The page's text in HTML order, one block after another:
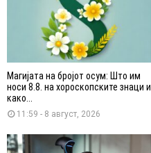
Магијата на бројот осум: Што им
носи 8.8. на хороскопските знаци и
како...
11:59 - 8 август, 2026